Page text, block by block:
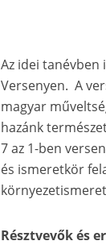
Az idei tanévben
Versenyen. A
magyar
hazánk
7 az 1-ben
és ismeretkör
Résztvevők és